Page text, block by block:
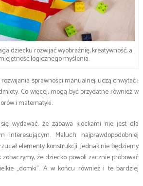
dziecku rozwijać wyobraźnię, kreatywność, a
logicznego myślenia.
sprawności manualnej, uczą chwytać i
Co więcej, mogą być przydatne również w
i matematyki.
wydawać, że zabawa klockami nie jest dla
interesującym. Maluch najprawdopodobniej
elementy konstrukcji. Jednak nie będziemy
że dziecko powoli zacznie próbować
„domki”. A w końcu również i te bardziej